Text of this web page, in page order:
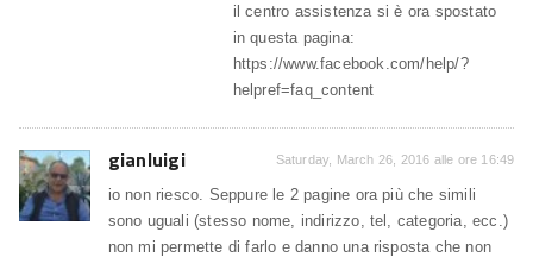
il centro assistenza si è ora spostato
in questa pagina:
https://www.facebook.com/help/?
helpref=faq_content
gianluigi Saturday, March 26, 2016 alle ore 16:49
io non riesco. Seppure le 2 pagine ora più che simili
sono uguali (stesso nome, indirizzo, tel, categoria, ecc.)
non mi permette di farlo e danno una risposta che non